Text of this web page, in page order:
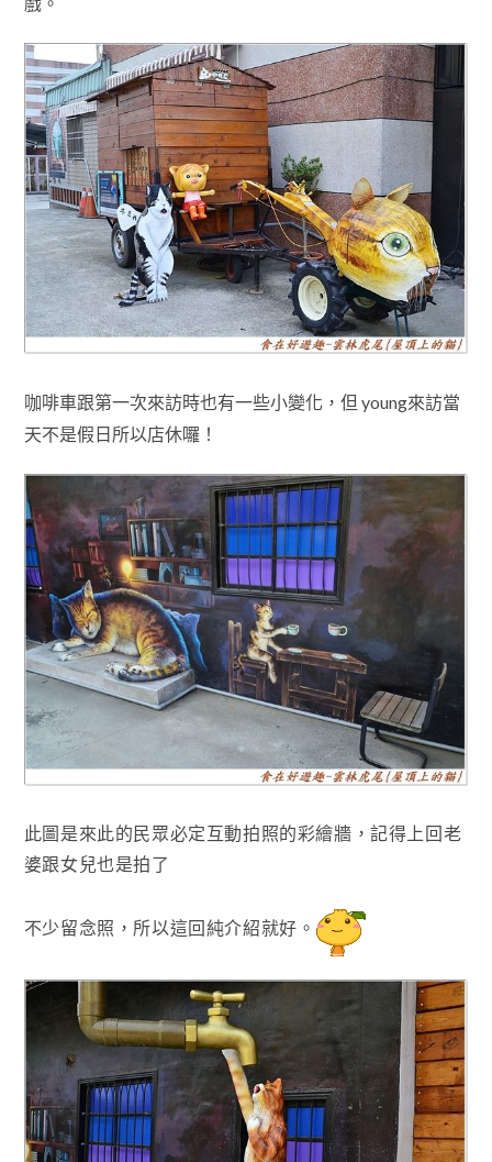
咖啡車跟第一次來訪時也有一些小變化，但 young來訪當
天不是假日所以店休囉！
此圖是來此的民眾必定互動拍照的彩繪牆 ，記得上回老
婆跟女兒也是拍了
不少留念照 ，所以這回純介紹就好 。